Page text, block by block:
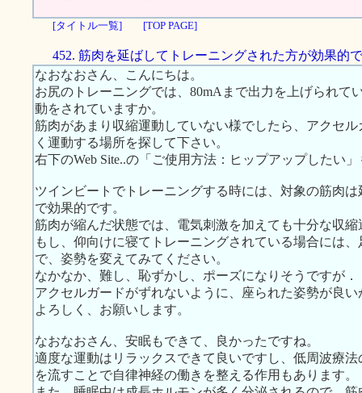
[タイトル一覧] [TOP PAGE]
452. 筋肉を延ばしてトレーニングされた方が効果的
なおなおさん、こんにちは。
お尻のトレーニングでは、80mAまで出力を上げられて
動をされていますか。
筋肉があまり収縮運動していない様でしたら、アクセ
く運動する場所を探して下さい。
右下のWeb Site..の「ご使用方法：ヒップアップしたい
ツインビートでトレーニングする時には、対象の筋肉
で効果的です。
筋肉が縮んだ状態では、電気刺激を加えても十分な収
もし、仰向けに寝てトレーニングされている場合には
で、姿勢を変えてみてください。
なかなか、難し、恥ずかし、ポーズになりそうですが．
アクセルガードがずれないように、座られた姿勢が良
よろしく、お願いします。
なおなおさん、安眠もできて、良かったですね。
適度な運動はリラックスできて良いですし、低周波療
を流すことで自律神経の働きを整える作用もあります。